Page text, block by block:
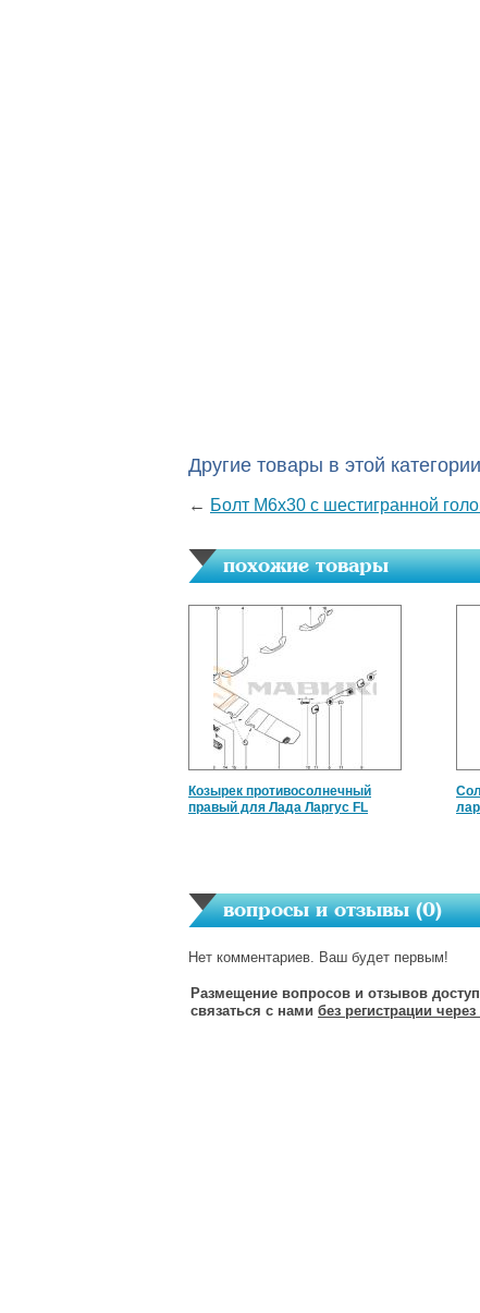
Другие товары в этой
← Болт М6х30 с шестигранной
похожие товары
Козырек противосолнечный
правый для Лада Ларгус FL
вопросы и отзывы (0)
Нет комментариев. Ваш будет первым!
Размещение вопросов и отзывов
связаться с нами без регистрации через